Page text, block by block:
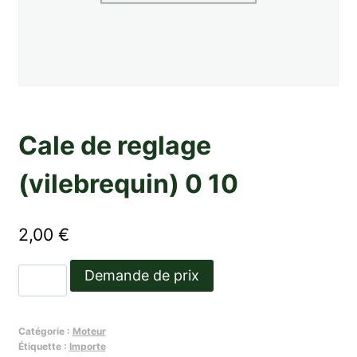
Cale de reglage
(vilebrequin) 0 10
2,00 €
de
de
Demande de prix
Catégorie : Moteur
Étiquette : Importe